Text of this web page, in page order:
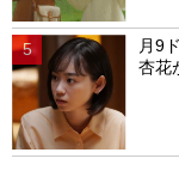
月9
杏花